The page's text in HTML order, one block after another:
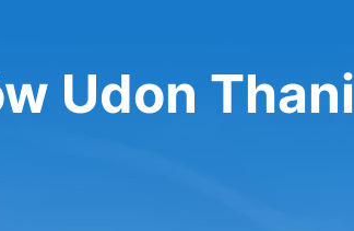
Udon Thani